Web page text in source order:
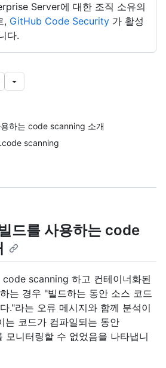
Server에 대한 조직 소유의
, GitHub Code Security 가 활성
다.
하는 code scanning 소개
scanning
드를 사용하는 code
scanning 하고 컨테이너화된
는 경우 "빌드하는 동안 소스 코드
."라는 오류 메시지와 함께 분석이
는 코드가 컴파일되는 동안
모니터링할 수 없었음을 나타냅니